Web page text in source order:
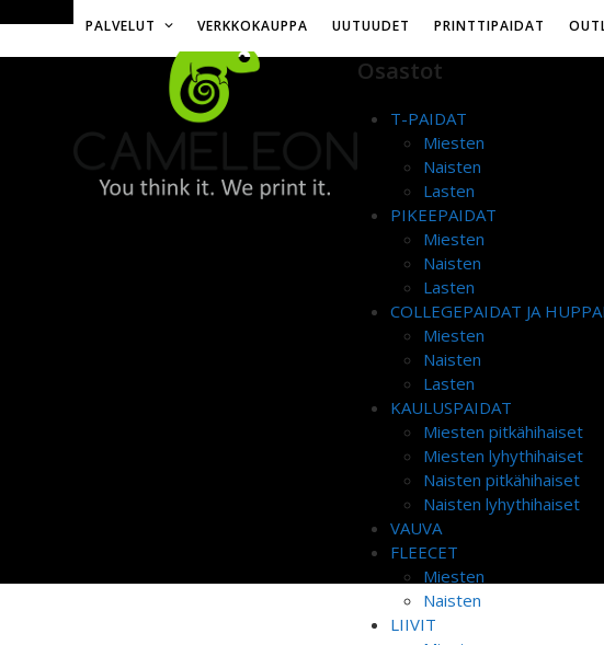
content
PALVELUT VERKKOKAUPPA UUTUUDET PRINTTIPAIDAT
Osastot
T-PAIDAT
Miesten
Naisten
Lasten
PIKEEPAIDAT
Miesten
Naisten
Lasten
COLLEGEPAIDAT JA
Miesten
Naisten
Lasten
KAULUSPAIDAT
Miesten pitkähihaiset
Miesten lyhythihaiset
Naisten pitkähihaiset
Naisten lyhythihaiset
VAUVA
FLEECET
Miesten
Naisten
LIIVIT